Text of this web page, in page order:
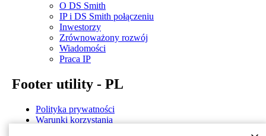
O DS Smith
IP i DS Smith połączeniu
Inwestorzy
Zrównoważony rozwój
Wiadomości
Praca IP
Footer utility - PL
Polityka prywatności
Warunki korzystania